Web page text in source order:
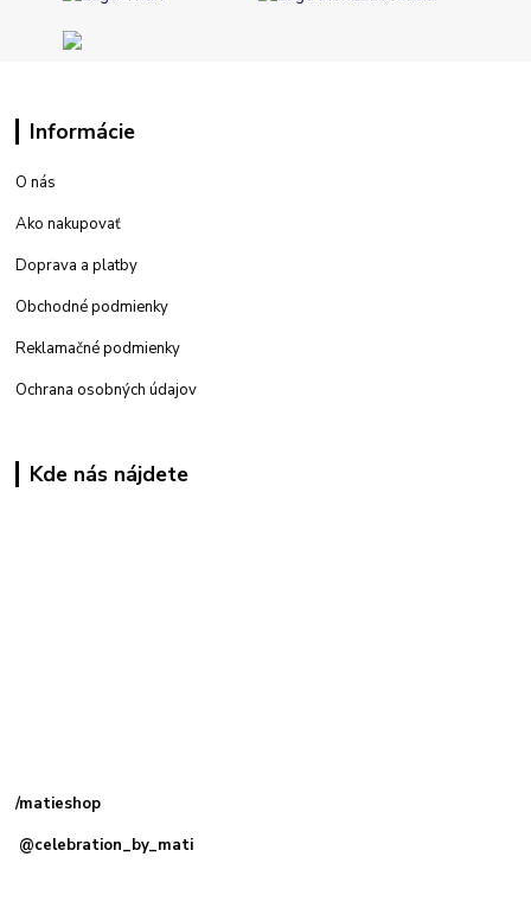
Informácie
O nás
Ako nakupovať
Doprava a platby
Obchodné podmienky
Reklamačné podmienky
Ochrana osobných údajov
Kde nás nájdete
/matieshop
@celebration_by_mati